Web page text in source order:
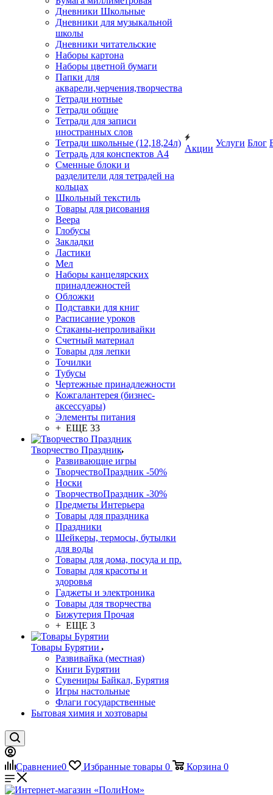
Дневники Школьные
Дневники для музыкальной
школы
Дневники читательские
Наборы картона
Наборы цветной бумаги
Папки для
акварели,черчения,творчества
Тетради нотные
Тетради общие
Тетради для записи
иностранных слов
Тетради школьные (12,18,24л)
Тетрадь для конспектов А4
Сменные блоки и
разделители для тетрадей на
кольцах
Школьный текстиль
Товары для рисования
Веера
Глобусы
Закладки
Ластики
Мел
Наборы канцелярских
принадлежностей
Обложки
Подставки для книг
Расписание уроков
Стаканы-непроливайки
Счетный материал
Товары для лепки
Точилки
Тубусы
Чертежные принадлежности
Кожгалантерея (бизнес-
аксессуары)
Элементы питания
+ ЕЩЕ 33
Творчество Праздник
Развивающие игры
ТворчествоПраздник -50%
Носки
ТворчествоПраздник -30%
Предметы Интерьера
Товары для праздника
Праздники
Шейкеры, термосы, бутылки
для воды
Товары для дома, посуда и пр.
Товары для красоты и
здоровья
Гаджеты и электроника
Товары для творчества
Бижутерия Прочая
+ ЕЩЕ 3
Товары Бурятии
Развивайка (местная)
Книги Бурятии
Сувениры Байкал, Бурятия
Игры настольные
Флаги государственные
Бытовая химия и хозтовары
Акции
Услуги Блог
Сравнение0 Избранные товары 0 Корзина 0